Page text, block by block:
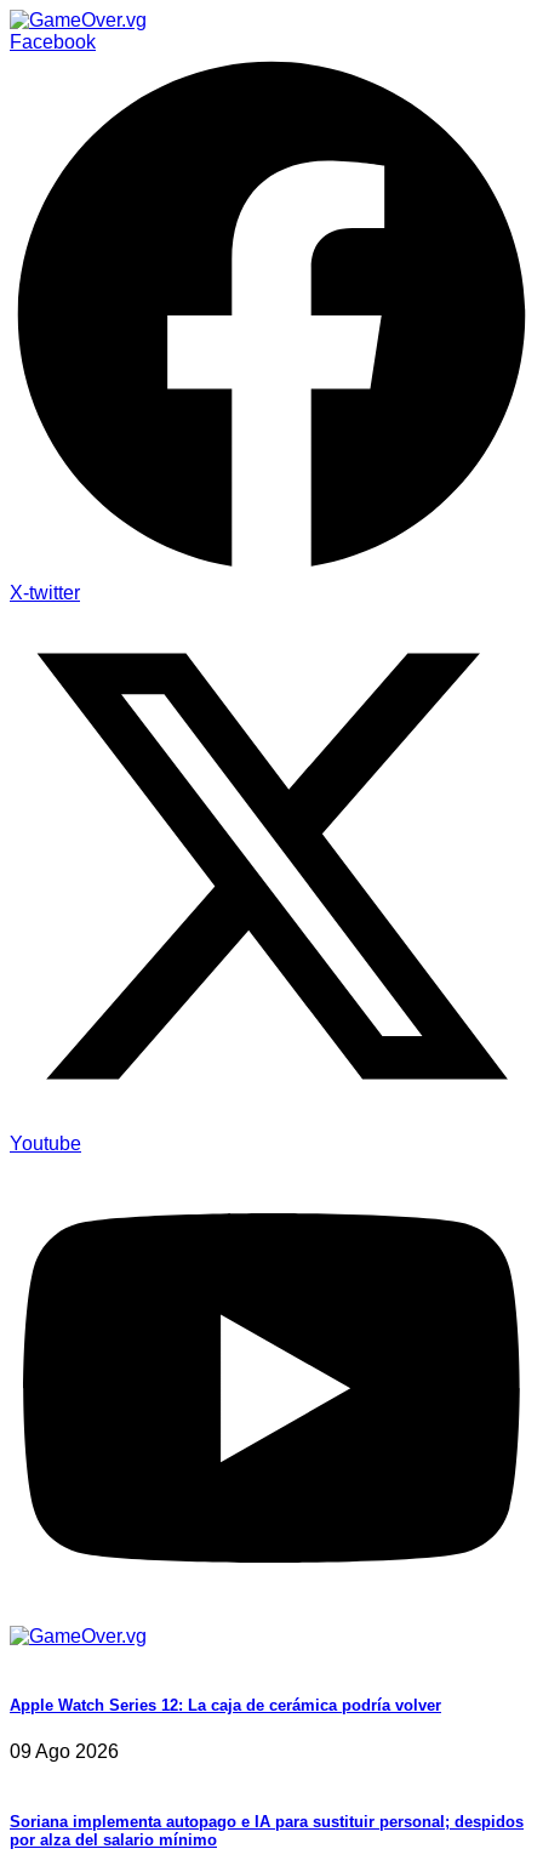
Facebook
X-twitter
Youtube
Apple Watch Series 12: La caja de cerámica podría volver
09 Ago 2026
Soriana implementa autopago e IA para sustituir personal; despidos
por alza del salario mínimo